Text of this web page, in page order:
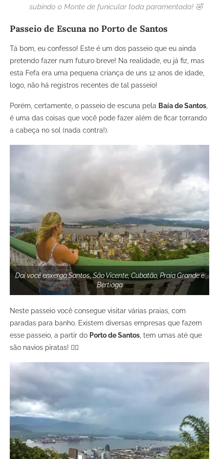
subindo o Monte de funicular toda paramentada! 🤣
Passeio de Escuna no Porto de Santos
Tá bom, eu confesso! Este é um dos passeio que eu ainda
pretendo fazer num futuro breve! Na realidade, eu já fiz, mas
esta Fefa era uma pequena criança de uns 12 anos de idade,
logo, não há registros recentes de tal passeio!
Porém, certamente, o passeio de escuna pela Baía de Santos,
é uma das coisas que você pode fazer além de ficar torrando
a cabeça no sol (nada contra!).
Daí você enxerga Santos, São Vicente, Cubatão, Praia Grande e
Bertioga
Neste passeio você consegue visitar várias praias, com
paradas para banho. Existem diversas empresas que fazem
esse passeio, a partir do Porto de Santos , tem umas até que
são navios piratas! 🏴‍☠️